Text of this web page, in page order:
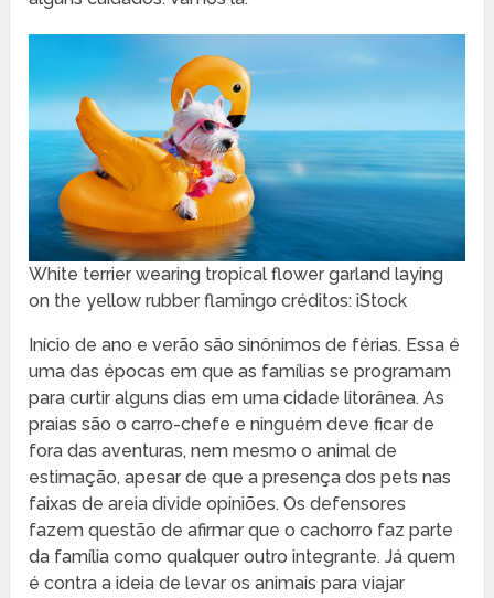
White terrier wearing tropical flower garland laying
on the yellow rubber flamingo créditos: iStock
Início de ano e verão são sinônimos de férias. Essa é
uma das épocas em que as famílias se programam
para curtir alguns dias em uma cidade litorânea. As
praias são o carro-chefe e ninguém deve ficar de
fora das aventuras, nem mesmo o animal de
estimação, apesar de que a presença dos pets nas
faixas de areia divide opiniões. Os defensores
fazem questão de afirmar que o cachorro faz parte
da família como qualquer outro integrante. Já quem
é contra a ideia de levar os animais para viajar